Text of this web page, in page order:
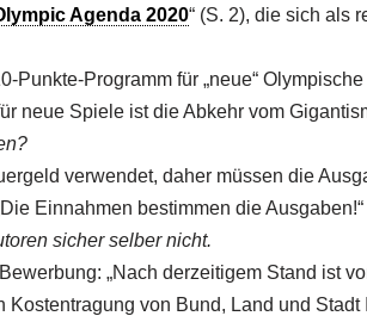
Agenda 2020“ (S. 2), die sich als
Punkte-Programm für „neue“
neue Spiele ist die Abkehr vom
verwendet, daher müssen die
Einnahmen bestimmen die Ausgaben!“
sicher selber nicht.
„Nach derzeitigem Stand ist
Kostentragung von Bund, Land und Stadt